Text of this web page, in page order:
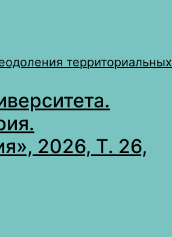
территориальных
2026, Т. 26,